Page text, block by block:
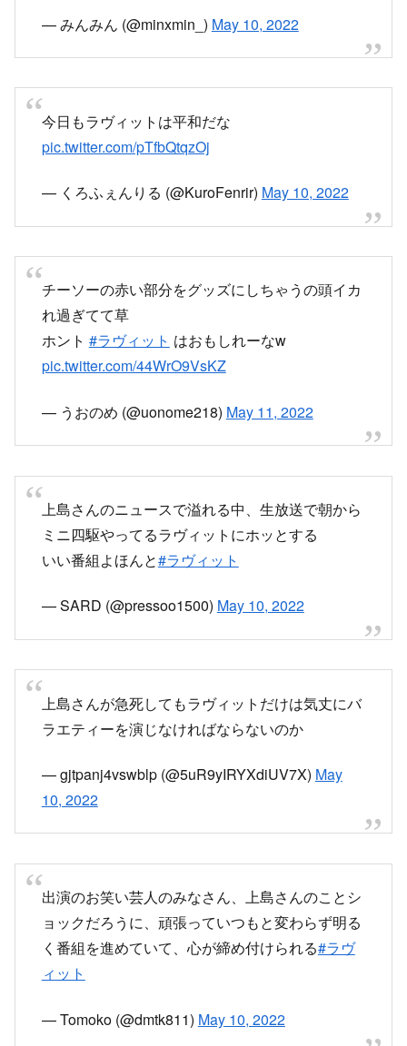
pic.twitter.com/pTfbQtqzOj
— くろふぇんりる (@KuroFenrir)
チーソーの赤い部分をグッズにしちゃうの頭イカ
れ過ぎてて草
pic.twitter.com/44WrO9VsKZ
— うおのめ (@uonome218)May 11, 2022
いい番組よほんと
— SARD (@pressoo1500) May 10, 2022
上島さんが急死してもラヴィットだけは気丈にバ
ラエティーを演じなければならないのか
— gjtpanj4vswblp (@5uR9yIRYXdiUV7X)
May
10, 2022
出演のお笑い芸人のみなさん、上島さんのことシ
ョックだろうに、頑張っていつもと変わらず明る
く番組を進めていて、心が締め付けられる#ラヴ
ィット
— Tomoko (@dmtk811) May 10, 2022
上島さんが亡くなって色々な局がお悔やみ流して